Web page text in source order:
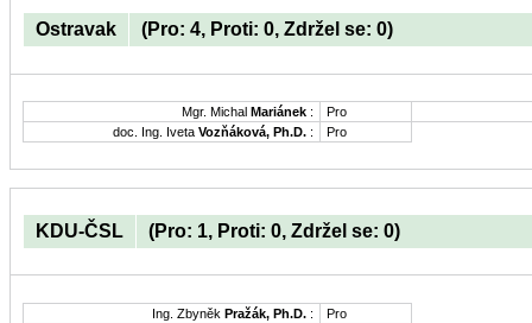
Ostravak (Pro: 4, Proti: 0, Zdržel se: 0)
Mgr. Michal Mariánek :
Pro
doc. Ing. Iveta Vozňáková, Ph.D. : Pro
KDU-ČSL (Pro: 1, Proti: 0, Zdržel se: 0)
Ing. Zbyněk Pražák, Ph.D. : Pro